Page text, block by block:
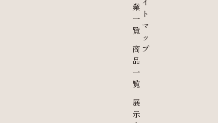
業
一
覧
商
品
一
覧
展
示
ト
マ
ッ
プ